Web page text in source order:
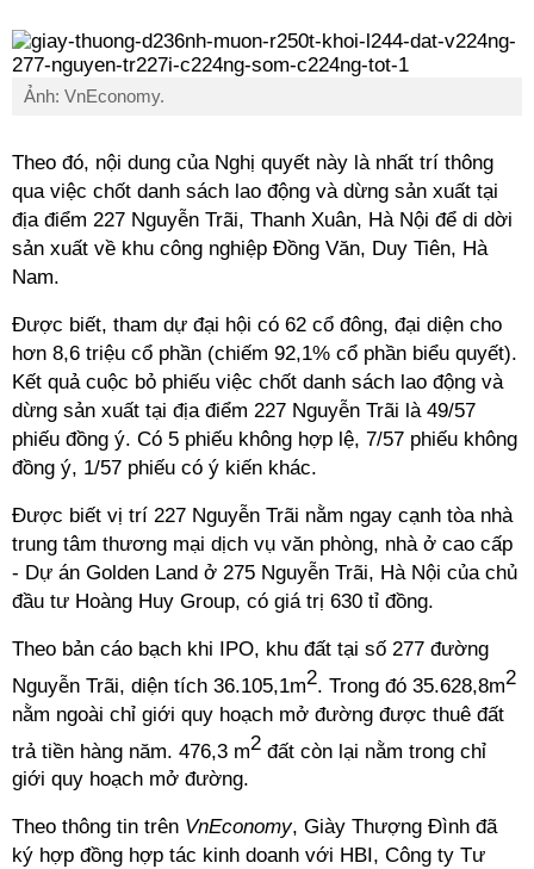
Ảnh: VnEconomy.
Theo đó, nội dung của Nghị quyết này là nhất trí thông
qua việc chốt danh sách lao động và dừng sản xuất tại
địa điểm 227 Nguyễn Trãi, Thanh Xuân, Hà Nội để di dời
sản xuất về khu công nghiệp Đồng Văn, Duy Tiên, Hà
Nam.
Được biết, tham dự đại hội có 62 cổ đông, đại diện cho
hơn 8,6 triệu cổ phần (chiếm 92,1% cổ phần biểu quyết).
Kết quả cuộc bỏ phiếu việc chốt danh sách lao động và
dừng sản xuất tại địa điểm 227 Nguyễn Trãi là 49/57
phiếu đồng ý. Có 5 phiếu không hợp lệ, 7/57 phiếu không
đồng ý, 1/57 phiếu có ý kiến khác.
Được biết vị trí 227 Nguyễn Trãi nằm ngay cạnh tòa nhà
trung tâm thương mại dịch vụ văn phòng, nhà ở cao cấp
- Dự án Golden Land ở 275 Nguyễn Trãi, Hà Nội của chủ
đầu tư Hoàng Huy Group, có giá trị 630 tỉ đồng.
Theo bản cáo bạch khi IPO, khu đất tại số 277 đường
Nguyễn Trãi, diện tích 36.105,1m2. Trong đó 35.628,8m2
nằm ngoài chỉ giới quy hoạch mở đường được thuê đất
trả tiền hàng năm. 476,3 m2 đất còn lại nằm trong chỉ
giới quy hoạch mở đường.
Theo thông tin trên VnEconomy, Giày Thượng Đình đã
ký hợp đồng hợp tác kinh doanh với HBI, Công ty Tư